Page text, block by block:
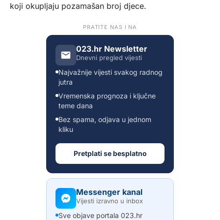
koji okupljaju pozamašan broj djece.
PRATITE NAS I NA
023.hr Newsletter
Dnevni pregled vijesti
Najvažnije vijesti svakog radnog
jutra
Vremenska prognoza i ključne
teme dana
Bez spama, odjava u jednom
kliku
Pretplati se besplatno
Messenger kanal
Vijesti izravno u inbox
Sve objave portala 023.hr